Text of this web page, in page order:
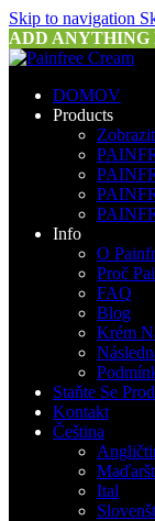
Skip to navigation
ADD
DOMOV
Products
Info
O
Proč
FAQ
Blog
Krém
Staňte Se
Kontakt
Čeština
Ital